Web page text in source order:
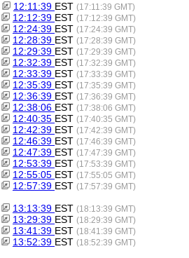
12:11:39 EST (17:11:39 GMT)
12:12:39 EST (17:12:39 GMT)
12:24:39 EST (17:24:39 GMT)
12:28:39 EST (17:28:39 GMT)
12:29:39 EST (17:29:39 GMT)
12:32:39 EST (17:32:39 GMT)
12:33:39 EST (17:33:39 GMT)
12:35:39 EST (17:35:39 GMT)
12:36:39 EST (17:36:39 GMT)
12:38:06 EST (17:38:06 GMT)
12:40:35 EST (17:40:35 GMT)
12:42:39 EST (17:42:39 GMT)
12:46:39 EST (17:46:39 GMT)
12:47:39 EST (17:47:39 GMT)
12:53:39 EST (17:53:39 GMT)
12:55:05 EST (17:55:05 GMT)
12:57:39 EST (17:57:39 GMT)
13:13:39 EST (18:13:39 GMT)
13:29:39 EST (18:29:39 GMT)
13:41:39 EST (18:41:39 GMT)
13:52:39 EST (18:52:39 GMT)